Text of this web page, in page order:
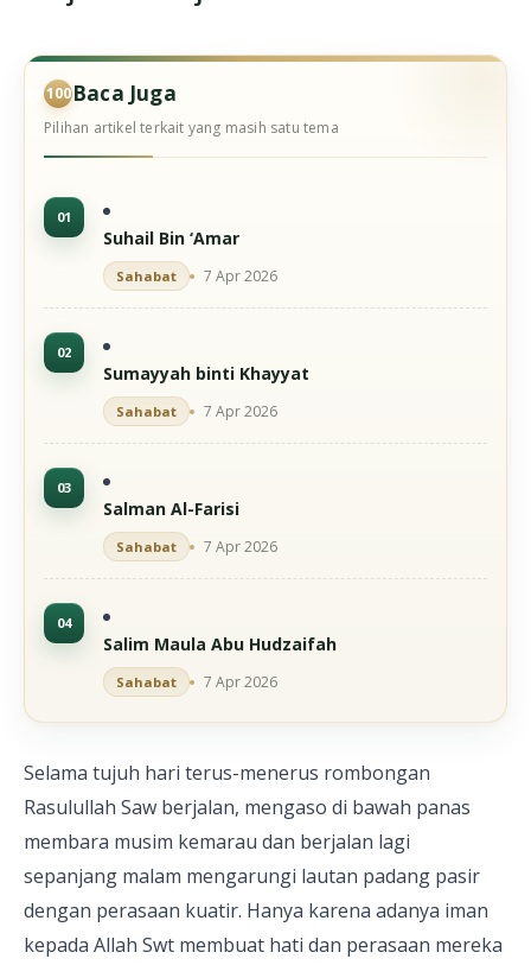
Baca Juga
Pilihan artikel terkait yang masih satu tema
Suhail Bin ‘Amar
Sahabat 7 Apr 2026
Sumayyah binti Khayyat
Sahabat 7 Apr 2026
Salman Al-Farisi
Sahabat 7 Apr 2026
Salim Maula Abu Hudzaifah
Sahabat 7 Apr 2026
Selama tujuh hari terus-menerus rombongan
Rasulullah Saw berjalan, mengaso di bawah panas
membara musim kemarau dan berjalan lagi
sepanjang malam mengarungi lautan padang pasir
dengan perasaan kuatir. Hanya karena adanya iman
kepada Allah Swt membuat hati dan perasaan mereka